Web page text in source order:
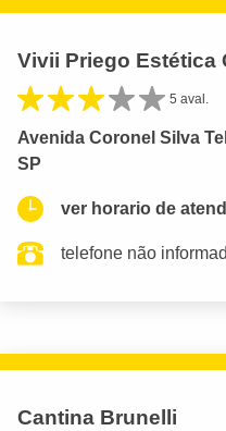
Vivii Priego Estética
5 aval.
Avenida Coronel Silva
SP
ver horario de
telefone não
Cantina Brunelli